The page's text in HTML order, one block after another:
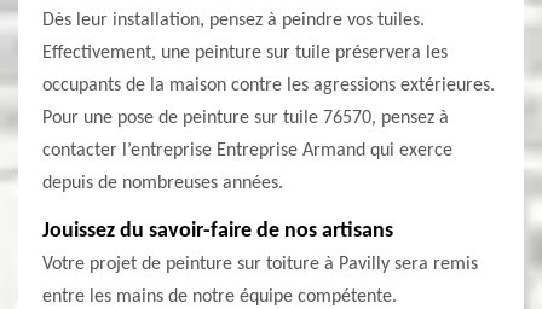
Dès leur installation, pensez à peindre vos tuiles.
Effectivement, une peinture sur tuile préservera les
occupants de la maison contre les agressions extérieures.
Pour une pose de peinture sur tuile 76570, pensez à
contacter l’entreprise Entreprise Armand qui exerce
depuis de nombreuses années.
Jouissez du savoir-faire de nos artisans
Votre projet de peinture sur toiture à Pavilly sera remis
entre les mains de notre équipe compétente.